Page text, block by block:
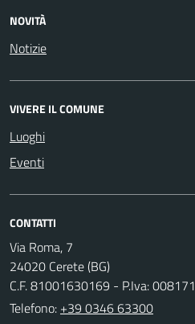
NOVITÀ
Notizie
VIVERE IL COMUNE
Luoghi
Eventi
CONTATTI
Via Roma, 7
24020 Cerete (BG)
C.F. 81001630169 - P.Iva:
Telefono: +39 0346 63300